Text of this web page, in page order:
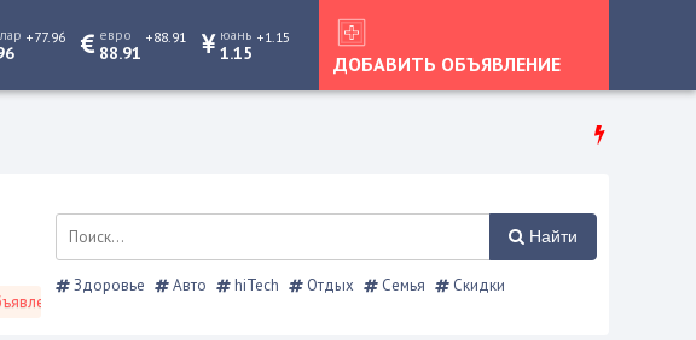
+77.96 евро
88.91
+88.91 юань
1.15
+1.15
ДОБАВИТЬ ОБЪЯВЛЕНИЕ
Режевской справочник
Найти
Здоровье Авто hiTech Отдых Семья Скидки